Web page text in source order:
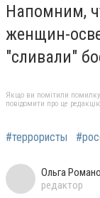
Напомним,
женщин-
"сливали"
Якщо ви помітили помилку,
повідомити про це
#террористы
Ольга
редактор